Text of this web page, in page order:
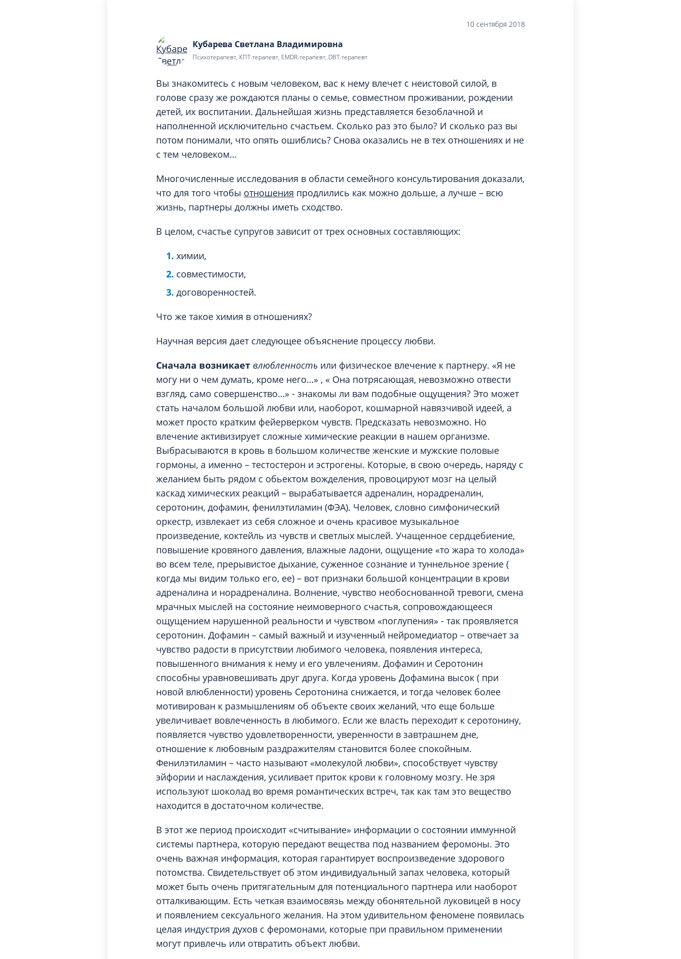
Мануальная терапия
Массаж
Неврология
Нейропсихология
Нейрохирургия
Нефрология
Онкоурология
Остеопатия
Реабилитация
Ревматология
Рентген
Рефлексотерапия
Сомнология
спортивная медицина
Урология
Фониатрия
Кубарева Светлана Владимировна
Психотерапевт, КПТ-терапевт, EMDR-терапевт, DBT-терапевт
10 сентября 2018
Вы знакомитесь с новым человеком, вас к нему влечет с неистовой силой, в
голове сразу же рождаются планы о семье, совместном проживании, рождении
детей, их воспитании. Дальнейшая жизнь представляется безоблачной и
наполненной исключительно счастьем. Сколько раз это было? И сколько раз вы
потом понимали, что опять ошиблись? Снова оказались не в тех отношениях и не
с тем человеком…
Многочисленные исследования в области семейного консультирования доказали,
что для того чтобы отношения продлились как можно дольше, а лучше – всю
жизнь, партнеры должны иметь сходство.
В целом, счастье супругов зависит от трех основных составляющих:
химии,
совместимости,
договоренностей.
Что же такое химия в отношениях?
Научная версия дает следующее объяснение процессу любви.
Сначала возникает влюбленность или физическое влечение к партнеру. «Я не
могу ни о чем думать, кроме него…» , « Она потрясающая, невозможно отвести
взгляд, само совершенство…» - знакомы ли вам подобные ощущения? Это может
стать началом большой любви или, наоборот, кошмарной навязчивой идеей, а
может просто кратким фейерверком чувств. Предсказать невозможно. Но
влечение активизирует сложные химические реакции в нашем организме.
Выбрасываются в кровь в большом количестве женские и мужские половые
гормоны, а именно – тестостерон и эстрогены. Которые, в свою очередь, наряду с
желанием быть рядом с обьектом вожделения, провоцируют мозг на целый
каскад химических реакций – вырабатывается адреналин, норадреналин,
серотонин, дофамин, фенилэтиламин (ФЭА). Человек, словно симфонический
оркестр, извлекает из себя сложное и очень красивое музыкальное
произведение, коктейль из чувств и светлых мыслей. Учащенное сердцебиение,
повышение кровяного давления, влажные ладони, ощущение «то жара то холода»
во всем теле, прерывистое дыхание, суженное сознание и туннельное зрение (
когда мы видим только его, ее) – вот признаки большой концентрации в крови
адреналина и норадреналина. Волнение, чувство необоснованной тревоги, смена
мрачных мыслей на состояние неимоверного счастья, сопровождающееся
ощущением нарушенной реальности и чувством «поглупения» - так проявляется
серотонин. Дофамин – самый важный и изученный нейромедиатор – отвечает за
чувство радости в присутствии любимого человека, появления интереса,
повышенного внимания к нему и его увлечениям. Дофамин и Серотонин
способны уравновешивать друг друга. Когда уровень Дофамина высок ( при
новой влюбленности) уровень Серотонина снижается, и тогда человек более
мотивирован к размышлениям об объекте своих желаний, что еще больше
увеличивает вовлеченность в любимого. Если же власть переходит к серотонину,
появляется чувство удовлетворенности, уверенности в завтрашнем дне,
отношение к любовным раздражителям становится более спокойным.
Фенилэтиламин – часто называют «молекулой любви», способствует чувству
эйфории и наслаждения, усиливает приток крови к головному мозгу. Не зря
используют шоколад во время романтических встреч, так как там это вещество
находится в достаточном количестве.
В этот же период происходит «считывание» информации о состоянии иммунной
системы партнера, которую передают вещества под названием феромоны. Это
очень важная информация, которая гарантирует воспроизведение здорового
потомства. Свидетельствует об этом индивидуальный запах человека, который
может быть очень притягательным для потенциального партнера или наоборот
отталкивающим. Есть четкая взаимосвязь между обонятельной луковицей в носу
и появлением сексуального желания. На этом удивительном феномене появилась
целая индустрия духов с феромонами, которые при правильном применении
могут привлечь или отвратить объект любви.